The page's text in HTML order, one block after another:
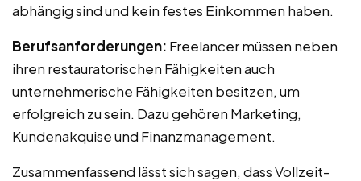
abhängig sind und kein festes Einkommen haben.
Berufsanforderungen: Freelancer müssen neben
ihren restauratorischen Fähigkeiten auch
unternehmerische Fähigkeiten besitzen, um
erfolgreich zu sein. Dazu gehören Marketing,
Kundenakquise und Finanzmanagement.
Zusammenfassend lässt sich sagen, dass Vollzeit-